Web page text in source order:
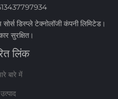
डिस्प्ले टेक्नोलॉजी कंपनी लिमिटेड।
सुरक्षित।
लिंक
बारे में
उत्पाद